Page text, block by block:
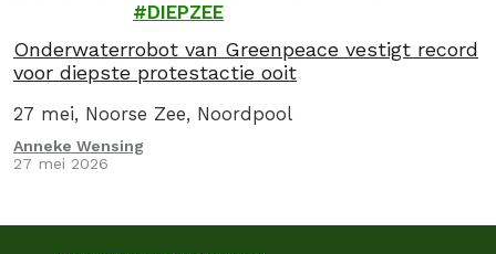
DIEPZEE
Onderwaterrobot van Greenpeace vestigt record
voor diepste protestactie ooit
27 mei, Noorse Zee, Noordpool
Anneke Wensing
27 mei 2026